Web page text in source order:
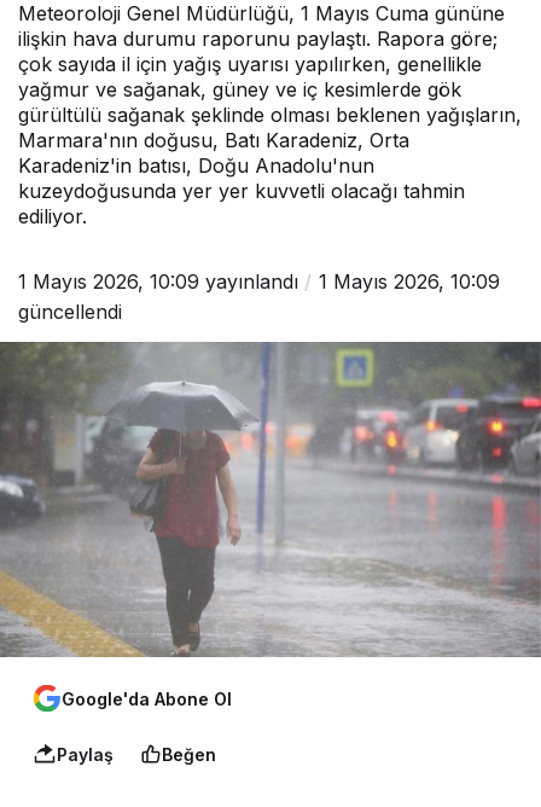
Meteoroloji Genel Müdürlüğü, 1 Mayıs Cuma gününe
ilişkin hava durumu raporunu paylaştı. Rapora göre;
çok sayıda il için yağış uyarısı yapılırken, genellikle
yağmur ve sağanak, güney ve iç kesimlerde gök
gürültülü sağanak şeklinde olması beklenen yağışların,
Marmara'nın doğusu, Batı Karadeniz, Orta
Karadeniz'in batısı, Doğu Anadolu'nun
kuzeydoğusunda yer yer kuvvetli olacağı tahmin
ediliyor.
1 Mayıs 2026, 10:09 yayınlandı
1 Mayıs 2026, 10:09
güncellendi
Google'da Abone Ol
Paylaş Beğen